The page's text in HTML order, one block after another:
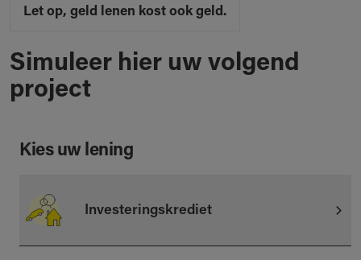
Simuleer hier uw volgend
project
Let op, geld lenen kost ook geld.
Kies uw lening
Investeringskrediet